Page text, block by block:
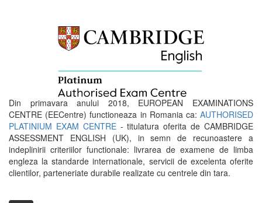
Din primavara anului 2018, EUROPEAN EXAMINATIONS
CENTRE (EECentre) functioneaza in Romania ca: AUTHORISED
PLATINIUM EXAM CENTRE- titulatura oferita de CAMBRIDGE
ASSESSMENT ENGLISH (UK), in semn de recunoastere a
indeplinirii criteriilor functionale: livrarea de examene de limba
engleza la standarde internationale, servicii de excelenta oferite
clientilor, parteneriate durabile realizate cu centrele din tara.